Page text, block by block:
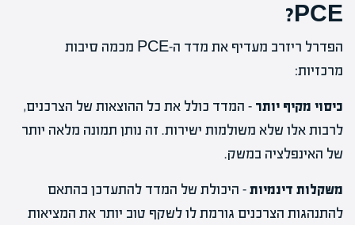
PCE?
הפדרל ריזרב מעדיף את מדד ה-PCE מכמה סיבות
מרכזיות:
כיסוי מקיף יותר – המדד כולל את כל ההוצאות של הצרכנים,
לרבות אלו שלא משולמות ישירות. זה נותן תמונה מלאה יותר
של האינפלציה במשק.
משקלות דינמיות– היכולת של המדד להתעדכן בהתאם
להתנהגות הצרכנים גורמת לו לשקף טוב יותר את המציאות